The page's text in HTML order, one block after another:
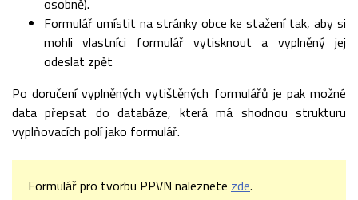
osobně).
Formulář umístit na stránky obce ke stažení tak, aby si
mohli vlastníci formulář vytisknout a vyplněný jej
odeslat zpět
Po doručení vyplněných vytištěných formulářů je pak možné
data přepsat do databáze, která má shodnou strukturu
vyplňovacích polí jako formulář.
Formulář pro tvorbu PPVN naleznete zde.